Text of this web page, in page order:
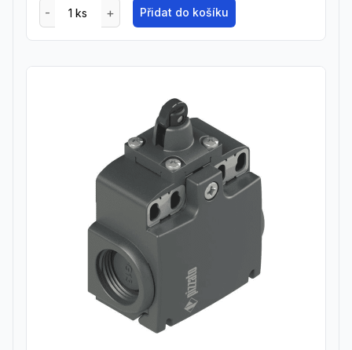
Přidat do košíku